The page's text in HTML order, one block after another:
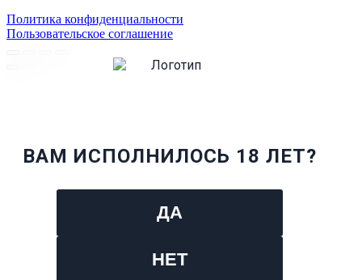
Политика конфиденциальности
Пользовательское соглашение
ВАМ ИСПОЛНИЛОСЬ 18 ЛЕТ?
ДА
НЕТ